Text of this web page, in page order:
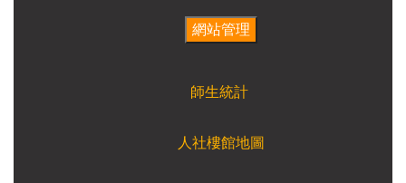
師生統計
人社樓館地圖